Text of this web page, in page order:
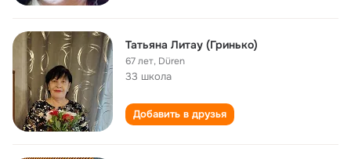
Татьяна Литау (Гринько)
67 лет, Düren
33 школа
Добавить в друзья